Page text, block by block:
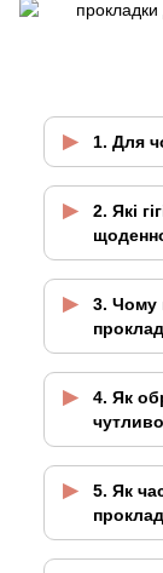
1. Для
2. Які
3. Чому
4. Як
5. Як